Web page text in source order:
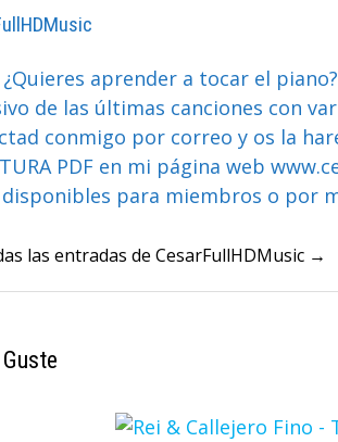
¿Quieres aprender a tocar el
de las últimas canciones con
conmigo por correo y os la
PDF en mi página web
para miembros o por
las entradas de CesarFullHDMusic →